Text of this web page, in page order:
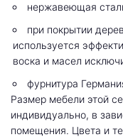
нержавеющая
при покрытии
используется
воска и масел
фурнитура
Размер мебели этой
индивидуально, в
помещения. Цвета и